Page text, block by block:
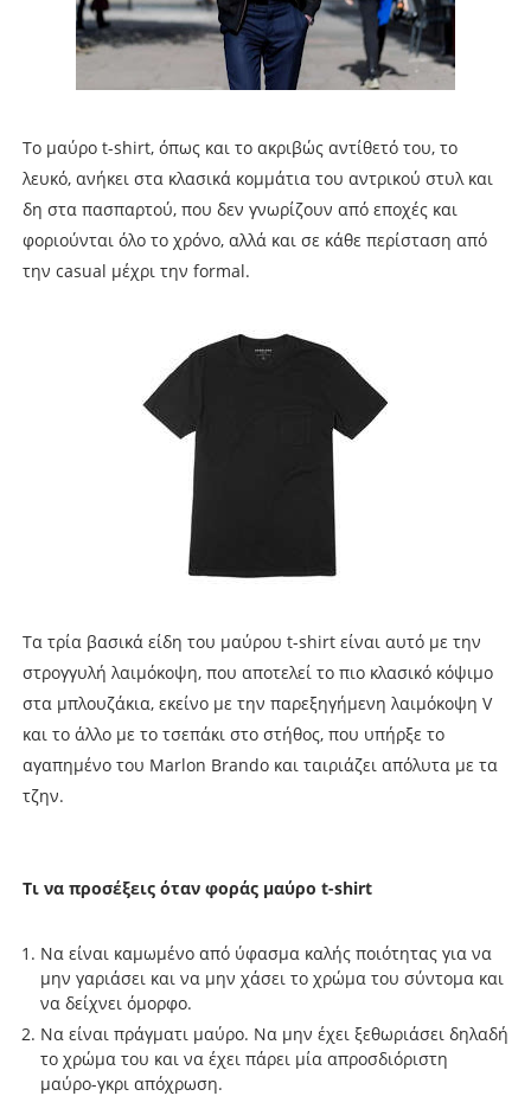
Το μαύρο t-shirt, όπως και το ακριβώς αντίθετό του, το
λευκό, ανήκει στα κλασικά κομμάτια του αντρικού στυλ και
δη στα πασπαρτού, που δεν γνωρίζουν από εποχές και
φοριούνται όλο το χρόνο, αλλά και σε κάθε περίσταση από
την casual μέχρι την formal.
Τα τρία βασικά είδη του μαύρου t-shirt είναι αυτό με την
στρογγυλή λαιμόκοψη, που αποτελεί το πιο κλασικό κόψιμο
στα μπλουζάκια, εκείνο με την παρεξηγήμενη λαιμόκοψη V
και το άλλο με το τσεπάκι στο στήθος, που υπήρξε το
αγαπημένο του Marlon Brando και ταιριάζει απόλυτα με τα
τζην.
Τι να προσέξεις όταν φοράς μαύρο t-shirt
Να είναι καμωμένο από ύφασμα καλής ποιότητας για να
μην γαριάσει και να μην χάσει το χρώμα του σύντομα και
να δείχνει όμορφο.
Να είναι πράγματι μαύρο. Να μην έχει ξεθωριάσει δηλαδή
το χρώμα του και να έχει πάρει μία απροσδιόριστη
μαύρο-γκρι απόχρωση.